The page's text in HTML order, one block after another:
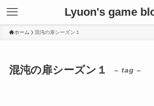
Lyuon's game
ホーム 混沌の扉シーズン１
混沌の扉シーズン１ – tag –